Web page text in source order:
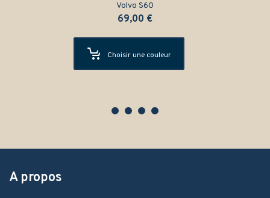
Volvo S60
69,00 €
Choisir une couleur
A propos